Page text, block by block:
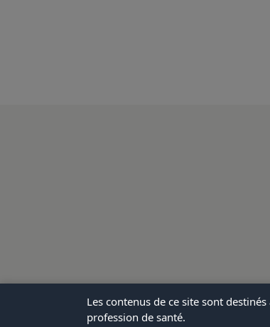
Les contenus de ce site sont
profession de santé.